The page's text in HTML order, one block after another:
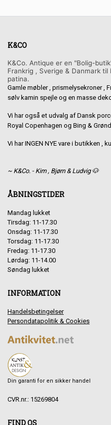
K&CO
K&Co. Antique er en "Bolig-
Frankrig , Sverige & Danmark
patina.
Gamle møbler , prismelysekroner ,
sølv kamin spejle og en masse
Vi har også et udvalg af Dansk
Royal Copenhagen og Bing &
Vi har INGEN NYE vare i butikken ,
~ K&Co. - Kim , Bjørn & Ludvig 🐶
ÅBNINGSTIDER
Mandag lukket
Tirsdag: 11-17.30
Onsdag: 11-17.30
Torsdag: 11-17.30
Fredag: 11-17.30
Lørdag: 11-14.00
Søndag lukket
INFORMATION
Handelsbetingelser
Persondatapolitik & Cookies
Din garanti for en sikker handel
CVR.nr.: 15269804
FIND OS